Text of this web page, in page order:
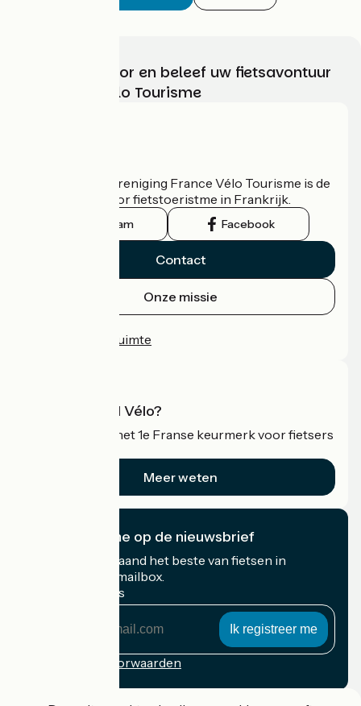
Kies, bereid voor en beleef uw fietsavontuur
met France Vélo Tourisme
De nationale vereniging France Vélo Tourisme is de
officiële gids voor fietstoeristme in Frankrijk.
Instagram Facebook
Contact
Onze missie
Professionele ruimte
Wat is Accueil Vélo?
Accueil Vélo is het 1e Franse keurmerk voor fietsers
Meer weten
Ik abonneer me op de nieuwsbrief
Ontvang elke maand het beste van fietsen in
Frankrijk in uw mailbox.
Mijn e-mailadres
Inschrijvingsvoorwaarden